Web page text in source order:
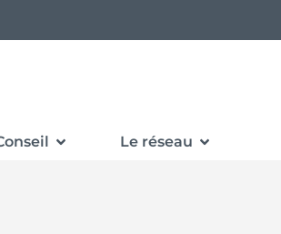
Le réseau